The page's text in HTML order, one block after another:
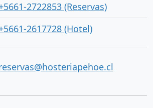
2722853 (Reservas)
2617728 (Hotel)